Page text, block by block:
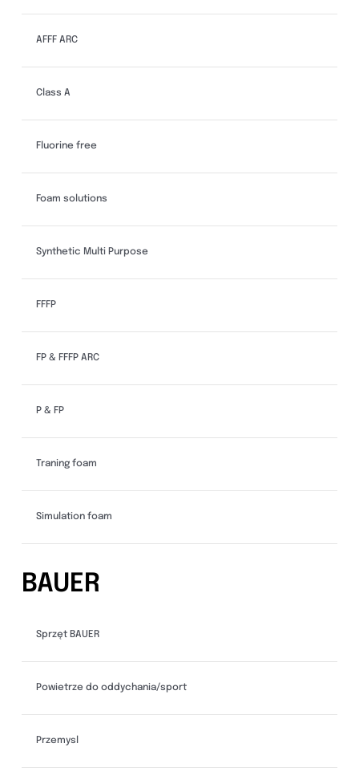
AFFF ARC
Class A
Fluorine free
Foam solutions
Synthetic Multi Purpose
FFFP
FP & FFFP ARC
P & FP
Traning foam
Simulation foam
BAUER
Sprzęt BAUER
Powietrze do oddychania/sport
Przemysl